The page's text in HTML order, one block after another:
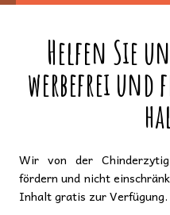
Helfen Sie
werbefrei und
Wir von der
fördern und nicht
Inhalt gratis zur Verfügung.